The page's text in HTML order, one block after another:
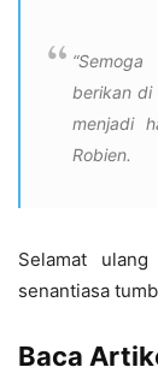
berikan
menjadi
Robien.
Selamat
senantiasa
Baca